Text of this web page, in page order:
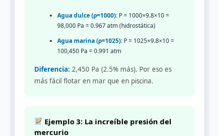
Agua dulce (ρ=1000): P = 1000×9.8×10 =
98,000 Pa = 0.967 atm (hidrostática)
Agua marina (ρ=1025): P = 1025×9.8×10 =
100,450 Pa = 0.991 atm
Diferencia: 2,450 Pa (2.5% más). Por eso es
más fácil flotar en mar que en piscina.
Ejemplo 3: La increíble presión del
mercurio